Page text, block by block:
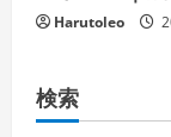
Harutoleo
検索